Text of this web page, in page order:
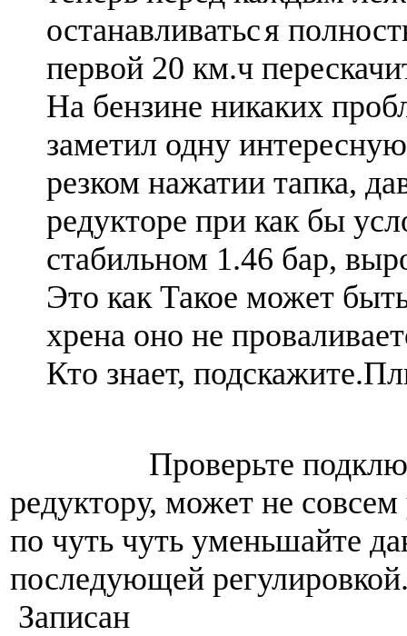
останавливаться
первой 20 км.ч
На бензине никаких
заметил одну
резком нажатии тапка,
редукторе при как бы
стабильном 1.46 бар,
Это как Такое может
хрена оно не
Кто знает,
Проверьте
редуктору, может не
по чуть чуть уменьшайте
последующей
Записан